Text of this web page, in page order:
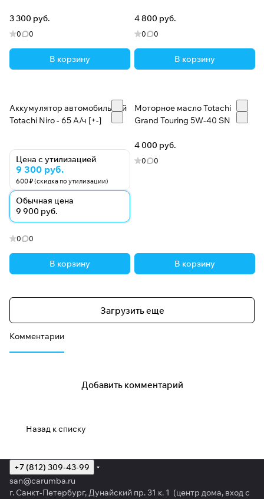
3 300 руб.
0 0
В корзину
4 800 руб.
0 0
В корзину
Аккумулятор автомобильный
Totachi Niro - 65 А/ч [+-]
Цена с утилизацией
9 300 руб.
600 ₽ (скидка по утилизации)
Обычная цена
9 900 руб.
0 0
В корзину
Моторное масло Totachi
Grand Touring 5W-40 SN
4 000 руб.
0 0
В корзину
Загрузить еще
Комментарии
Добавить комментарий
Назад к списку
+7 (812) 309-43-99
san@carumba.ru
г. Санкт-Петербург, Дунайский пр. 31 к. 1 (центр дома, вход с